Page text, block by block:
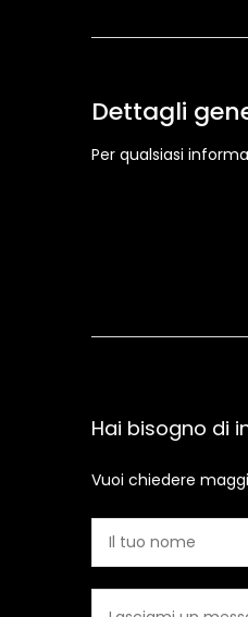
Dettagli
Per qualsiasi
Hai bisogno di
Vuoi chiedere